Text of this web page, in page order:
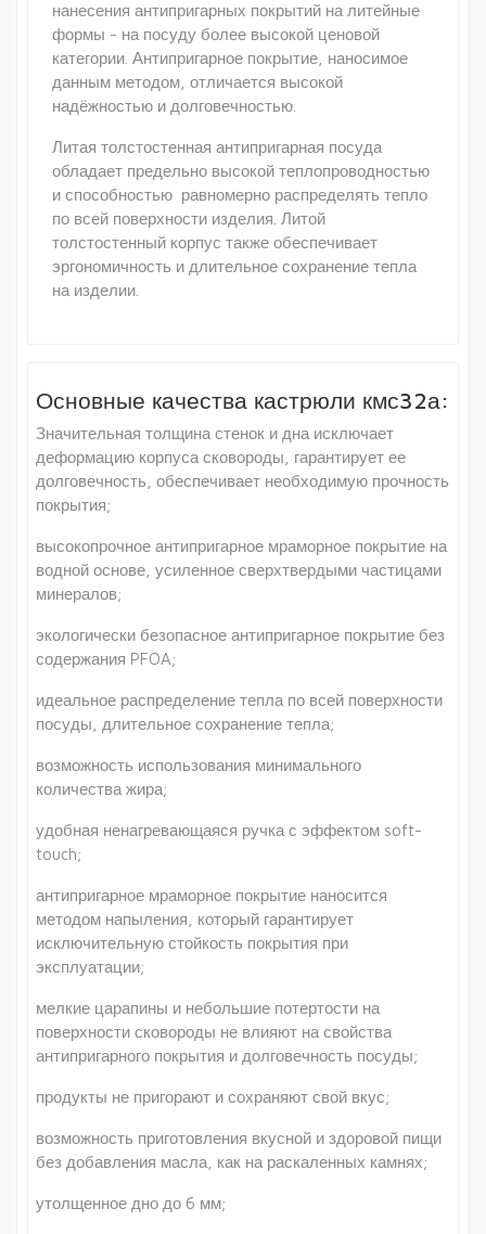
нанесения антипригарных покрытий на литейные
формы - на посуду более высокой ценовой
категории. Антипригарное покрытие, наносимое
данным методом, отличается высокой
надёжностью и долговечностью.
Литая толстостенная антипригарная посуда
обладает предельно высокой теплопроводностью
и способностью равномерно распределять тепло
по всей поверхности изделия. Литой
толстостенный корпус также обеспечивает
эргономичность и длительное сохранение тепла
на изделии.
Основные качества кастрюли кмс32а:
Значительная толщина стенок и дна исключает
деформацию корпуса сковороды, гарантирует ее
долговечность, обеспечивает необходимую прочность
покрытия;
высокопрочное антипригарное мраморное покрытие на
водной основе, усиленное сверхтвердыми частицами
минералов;
экологически безопасное антипригарное покрытие без
содержания PFOA;
идеальное распределение тепла по всей поверхности
посуды, длительное сохранение тепла;
возможность использования минимального
количества жира;
удобная ненагревающаяся ручка с эффектом soft-
touch;
антипригарное мраморное покрытие наносится
методом напыления, который гарантирует
исключительную стойкость покрытия при
эксплуатации;
мелкие царапины и небольшие потертости на
поверхности сковороды не влияют на свойства
антипригарного покрытия и долговечность посуды;
продукты не пригорают и сохраняют свой вкус;
возможность приготовления вкусной и здоровой пищи
без добавления масла, как на раскаленных камнях;
утолщенное дно до 6 мм;